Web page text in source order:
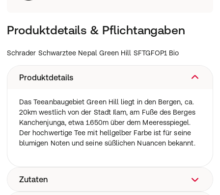
Produktdetails & Pflichtangaben
Schrader Schwarztee Nepal Green Hill SFTGFOP1 Bio
Produktdetails
Das Teeanbaugebiet Green Hill liegt in den Bergen, ca.
20km westlich von der Stadt Ilam, am Fuße des Berges
Kanchenjunga, etwa 1.650m über dem Meeresspiegel.
Der hochwertige Tee mit hellgelber Farbe ist für seine
blumigen Noten und seine süßlichen Nuancen bekannt.
Zutaten